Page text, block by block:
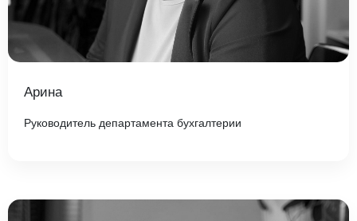
Арина
Руководитель департамента бухгалтерии